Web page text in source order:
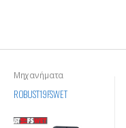
Μηχανήματα
Διάτρησης
Οικοδομικών Υλικών
ROBUST19FSWET